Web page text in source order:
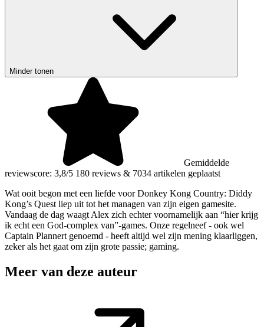
Minder tonen
Gemiddelde
reviewscore: 3,8/5 180 reviews & 7034 artikelen geplaatst
Wat ooit begon met een liefde voor Donkey Kong Country: Diddy
Kong’s Quest liep uit tot het managen van zijn eigen gamesite.
Vandaag de dag waagt Alex zich echter voornamelijk aan “hier krijg
ik echt een God-complex van”-games. Onze regelneef - ook wel
Captain Plannert genoemd - heeft altijd wel zijn mening klaarliggen,
zeker als het gaat om zijn grote passie; gaming.
Meer van deze auteur